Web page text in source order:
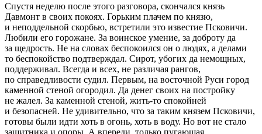
Спустя неделю после этого разговора, скончался князь
Давмонт в своих покоях. Горьким плачем по князю,
и неподдельной скорбью, встретили это известие Псковичи.
Любили его горожане. За воинское умение, за доброту да
за щедрость. Не на словах беспокоился он о людях, а делами
то беспокойство подтверждал. Сирот, убогих да немощных,
поддерживал. Всегда и всех, не различая рангов,
по справедливости судил. Первым, на восточной Руси город
каменной стеной огородил. Да денег своих на постройку
не жалел. За каменной стеной, жить-то спокойней
и безопасней. Не удивительно, что за таким князем Псковичи,
готовы были идти хоть в огонь, хоть в воду. Но вот не стало
защитника и опоры. А впереди, только пугающая